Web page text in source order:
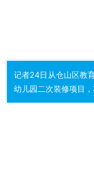
记者24日从仓山区教
幼儿园二次装修项目